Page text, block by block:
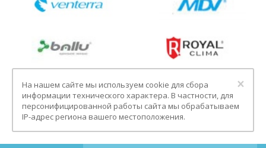
×
На нашем сайте мы используем cookie для сбора
информации технического характера. В частности, для
персонифицированной работы сайта мы обрабатываем
IP-адрес региона вашего местоположения.